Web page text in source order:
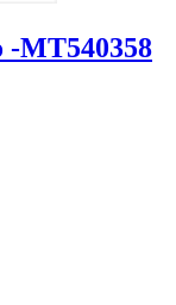
MT540358